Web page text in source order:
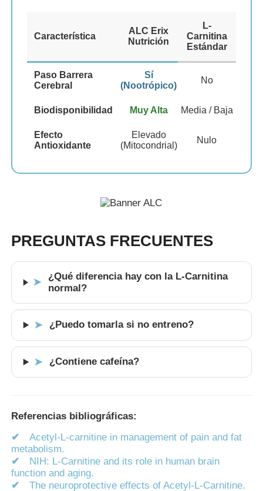
Característica
ALC Erix
Nutrición
L-
Carnitina
Estándar
Paso Barrera
Cerebral
Sí
(Nootrópico)
No
Biodisponibilidad Muy Alta Media / Baja
Efecto
Antioxidante
Elevado
(Mitocondrial)
Nulo
PREGUNTAS FRECUENTES
➤
¿Qué diferencia hay con la L-Carnitina
normal?
➤ ¿Puedo tomarla si no entreno?
➤ ¿Contiene cafeína?
Referencias bibliográficas:
✔
Acetyl-L-carnitine in management of pain and fat
metabolism.
✔
NIH: L-Carnitine and its role in human brain
function and aging.
✔
The neuroprotective effects of Acetyl-L-Carnitine.